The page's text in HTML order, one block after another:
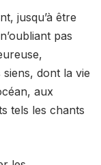
jusqu’à être
pas
dont la vie
aux
tels les chants